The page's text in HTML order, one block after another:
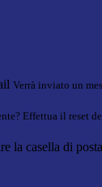
Verrà inviato un
Effettua il reset
la casella di